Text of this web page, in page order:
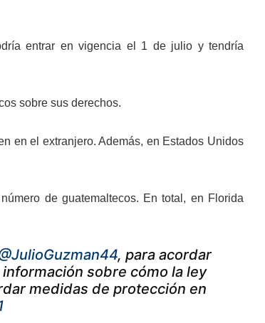
entrar en vigencia el 1 de julio y tendría
sobre sus derechos.
en el extranjero. Además, en Estados Unidos
de guatemaltecos. En total, en Florida
, para acordar
sobre cómo la ley
medidas de protección en